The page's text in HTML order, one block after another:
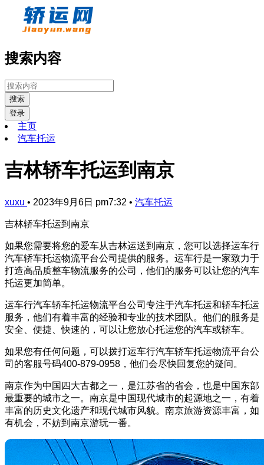
搜索内容
搜索
登录
主页
汽车托运
吉林轿车托运到南京
xuxu • 2023年9月6日 pm7:32 • 汽车托运
吉林轿车托运到南京
如果您需要将您的爱车从吉林运送到南京，您可以选择运车行
汽车轿车托运物流平台公司提供的服务。运车行是一家致力于
打造高品质整车物流服务的公司，他们的服务可以让您的汽车
托运更加简单。
运车行汽车轿车托运物流平台公司专注于汽车托运和轿车托运
服务，他们有着丰富的经验和专业的技术团队。他们的服务是
安全、便捷、快速的，可以让您放心托运您的汽车或轿车。
如果您有任何问题，可以拨打运车行汽车轿车托运物流平台公
司的客服号码400-879-0958，他们会尽快回复您的疑问。
南京作为中国四大古都之一，是江苏省的省会，也是中国东部
最重要的城市之一。南京是中国现代城市的起源地之一，有着
丰富的历史文化遗产和现代城市风貌。南京旅游资源丰富，如
有机会，不妨到南京游玩一番。